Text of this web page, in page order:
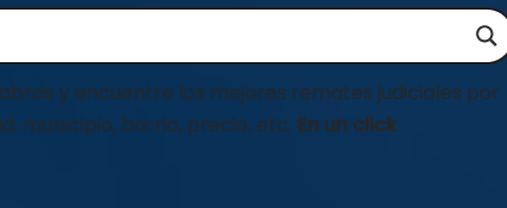
y encuentre los mejores remates judiciales por
municipio, barrio, precio, etc. En un click